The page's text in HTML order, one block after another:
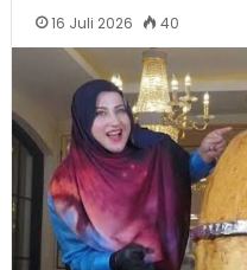
16 Juli 2026 40